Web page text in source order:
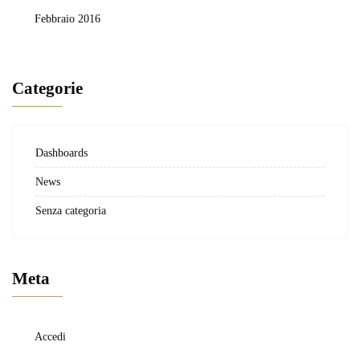
Febbraio 2016
Categorie
Dashboards
News
Senza categoria
Meta
Accedi